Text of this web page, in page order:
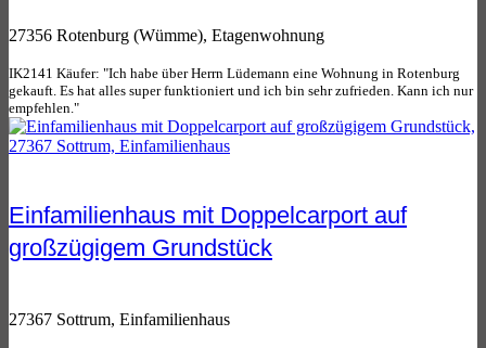
27356 Rotenburg (Wümme), Etagenwohnung
IK2141 Käufer: "Ich habe über Herrn Lüdemann eine Wohnung in Rotenburg
gekauft. Es hat alles super funktioniert und ich bin sehr zufrieden. Kann ich nur
empfehlen."
Einfamilienhaus mit Doppelcarport auf
großzügigem Grundstück
27367 Sottrum, Einfamilienhaus